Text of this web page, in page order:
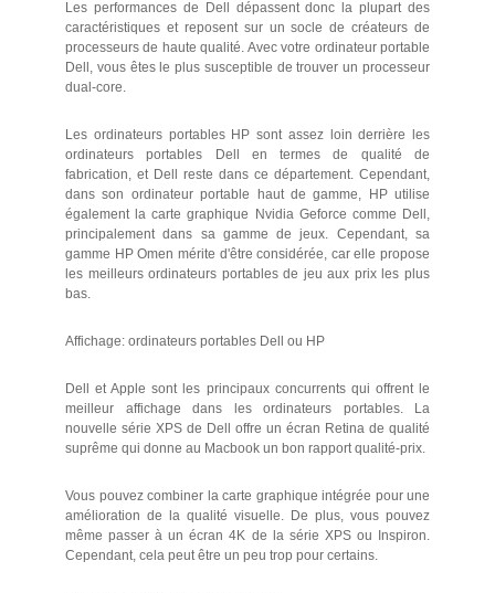
Les performances de Dell dépassent donc la plupart des
caractéristiques et reposent sur un socle de créateurs de
processeurs de haute qualité. Avec votre ordinateur portable
Dell, vous êtes le plus susceptible de trouver un processeur
dual-core.
Les ordinateurs portables HP sont assez loin derrière les
ordinateurs portables Dell en termes de qualité de
fabrication, et Dell reste dans ce département. Cependant,
dans son ordinateur portable haut de gamme, HP utilise
également la carte graphique Nvidia Geforce comme Dell,
principalement dans sa gamme de jeux. Cependant, sa
gamme HP Omen mérite d'être considérée, car elle propose
les meilleurs ordinateurs portables de jeu aux prix les plus
bas.
Affichage: ordinateurs portables Dell ou HP
Dell et Apple sont les principaux concurrents qui offrent le
meilleur affichage dans les ordinateurs portables. La
nouvelle série XPS de Dell offre un écran Retina de qualité
suprême qui donne au Macbook un bon rapport qualité-prix.
Vous pouvez combiner la carte graphique intégrée pour une
amélioration de la qualité visuelle. De plus, vous pouvez
même passer à un écran 4K de la série XPS ou Inspiron.
Cependant, cela peut être un peu trop pour certains.